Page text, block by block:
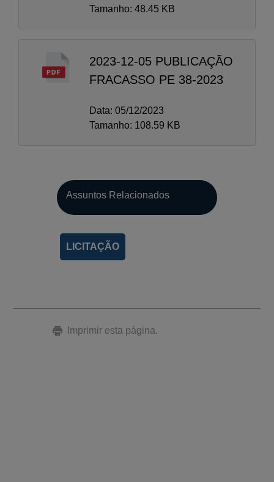
Tamanho: 48.45 KB
2023-12-05 PUBLICAÇÃO
FRACASSO PE 38-2023
Data: 05/12/2023
Tamanho: 108.59 KB
Assuntos Relacionados
LICITAÇÃO
Imprimir esta página.